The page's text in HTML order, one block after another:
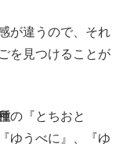
が違うので、それ
を見つけることが
の 『とちおと
『ゆうべに』 『ゆ